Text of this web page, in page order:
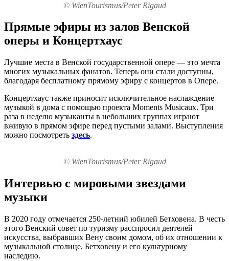
© WienTourismus/Peter Rigaud
Прямые эфиры из залов Венской
оперы и Концертхаус
Лучшие места в Венской государственной опере — это мечта
многих музыкальных фанатов. Теперь они стали доступны,
благодаря бесплатному прямому эфиру с концертов в Опере.
Концертхаус также приносит исключительное наслаждение
музыкой в дома с помощью проекта Moments Musicaux. Три
раза в неделю музыканты в небольших группах играют
вживую в прямом эфире перед пустыми залами. Выступления
можно посмотреть здесь.
© WienTourismus/Peter Rigaud
Интервью с мировыми звездами
музыки
В 2020 году отмечается 250-летний юбилей Бетховена. В честь
этого Венский совет по туризму расспросил деятелей
искусства, выбравших Вену своим домом, об их отношении к
музыкальной столице, Бетховену и его культурному
наследию.